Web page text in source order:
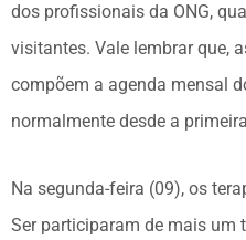
dos profissionais da ONG,
visitantes. Vale lembrar que,
compõem a agenda mensal
normalmente desde a
Na segunda-feira (09), os
Ser participaram de mais um